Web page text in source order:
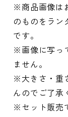
※商品画像は
のものをラン
です。
※画像に写っ
ません。
※大きさ・重
んのでご了承
※セット販売